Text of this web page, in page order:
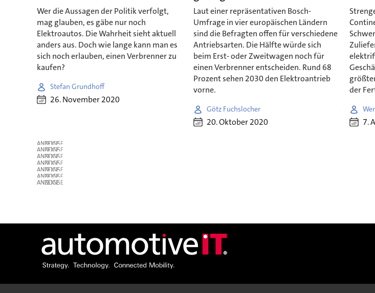
Wer die Aussagen der Politik verfolgt,
mag glauben, es gäbe nur noch
Elektroautos. Die Wahrheit sieht aktuell
anders aus. Doch wie lange kann man es
sich noch erlauben, einen Verbrenner zu
kaufen?
Stefan Grundhoff
26. November 2020
Laut einer repräsentativen Bosch-
Umfrage in vier europäischen Ländern
sind die Befragten offen für verschiedene
Antriebsarten. Die Hälfte würde sich
beim Erst- oder Zweitwagen noch für
einen Verbrenner entscheiden. Rund 68
Prozent sehen 2030 den Elektroantrieb
vorne.
Götz Fuchslocher
20. Oktober 2020
der
7.
ANZEIGE
ANZEIGE
ANZEIGE
ANZEIGE
ANZEIGE
ANZEIGE
ANZEIGE